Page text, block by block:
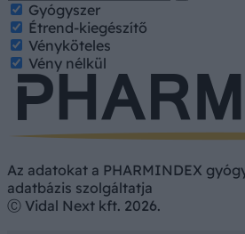
Gyógyszer
Étrend-kiegészítő
Vényköteles
Vény nélkül
Az adatokat a PHARMINDEX
adatbázis szolgáltatja
Ⓒ Vidal Next kft. 2026.